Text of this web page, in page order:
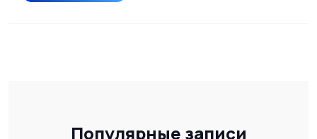
Популярные записи